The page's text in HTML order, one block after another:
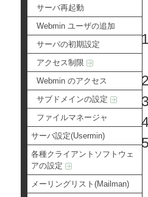
サーバ再起動
Webmin ユーザの追加
サーバの初期設定
アクセス制限
Webmin のアクセス
サブドメインの設定
ファイルマネージャ
サーバ設定(Usermin)
各種クライアントソフトウェ
アの設定
メーリングリスト(Mailman)